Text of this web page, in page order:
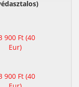
900 Ft (40
Eur)
900 Ft (40